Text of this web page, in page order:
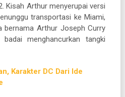
Kisah Arthur menyerupai versi
transportasi ke Miami,
bernama Arthur Joseph Curry
menghancurkan tangki
Karakter DC Dari Ide